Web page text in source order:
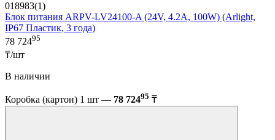
018983(1)
Блок питания ARPV-LV24100-A (24V, 4.2A, 100W) (Arlight,
IP67 Пластик, 3 года)
78 72495
₸/шт
В наличии
Коробка (картон) 1 шт — 78 72495 ₸